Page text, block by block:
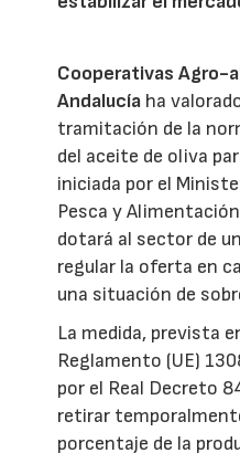
Cooperativas Agro-
Andalucía ha
tramitación de la
del aceite de oliva
iniciada por el
Pesca y
dotará al sector de
regular la oferta en
una situación de
La medida, prevista
Reglamento (UE)
por el Real Decreto
retirar
porcentaje de la